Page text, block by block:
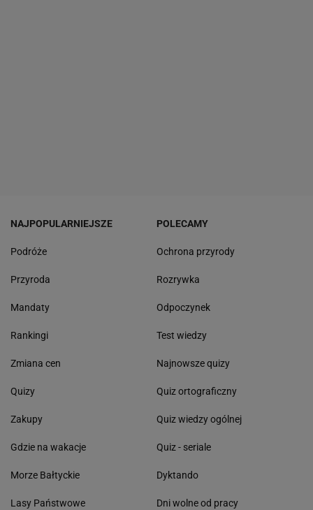
NAJPOPULARNIEJSZE
Podróże
Przyroda
Mandaty
Rankingi
Zmiana cen
Quizy
Zakupy
Gdzie na wakacje
Morze Bałtyckie
Lasy Państwowe
POLECAMY
Ochrona przyrody
Rozrywka
Odpoczynek
Test wiedzy
Najnowsze quizy
Quiz ortograficzny
Quiz wiedzy ogólnej
Quiz - seriale
Dyktando
Dni wolne od pracy